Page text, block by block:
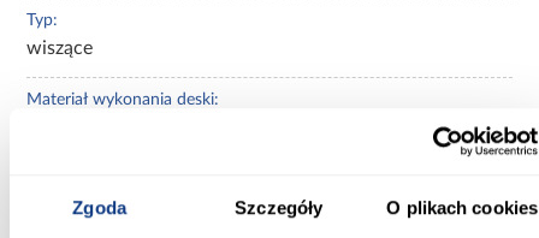
Zgoda Szczegóły O plikach cookies
Typ:
wiszące
Materiał wykonania deski:
bezkołnierzowy